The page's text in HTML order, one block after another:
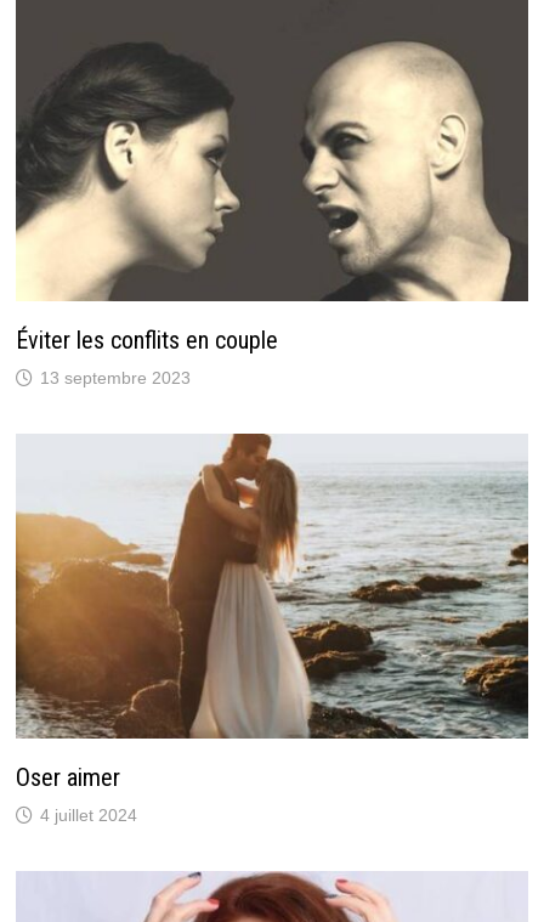
Éviter les conflits en couple
13 septembre 2023
Oser aimer
4 juillet 2024